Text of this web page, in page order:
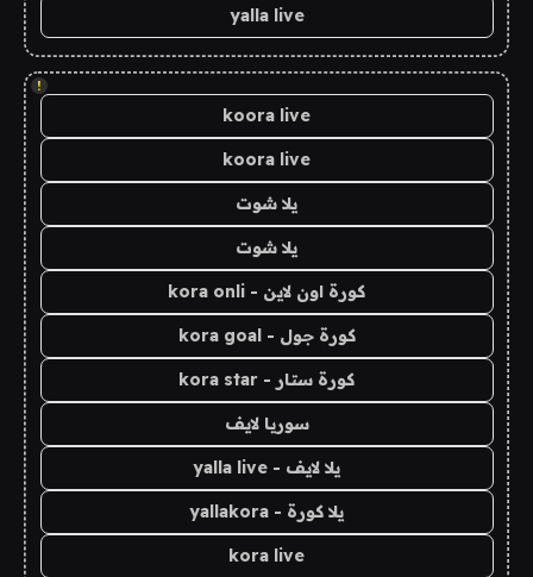
yalla live
!
koora live
koora live
يلا شوت
يلا شوت
كورة اون لاين - kora onli
كورة جول - kora goal
كورة ستار - kora star
سوريا لايف
يلا لايف - yalla live
يلا كورة - yallakora
kora live